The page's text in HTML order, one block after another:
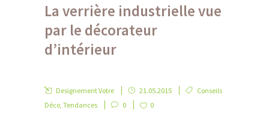
La verrière industrielle vue
par le décorateur
d’intérieur
Designement Votre 21.05.2015
Conseils
Déco Tendances 0 0